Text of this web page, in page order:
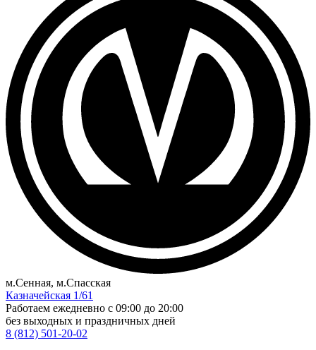
м.Сенная, м.Спасская
Казначейская 1/61
Работаем ежедневно c 09:00 до 20:00
без выходных и праздничных дней
8 (812) 501-20-02